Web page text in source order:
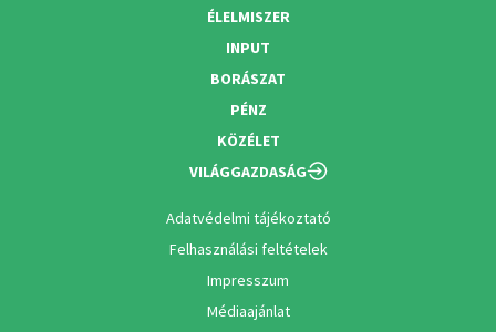
ÉLELMISZER
INPUT
BORÁSZAT
PÉNZ
KÖZÉLET
VILÁGGAZDASÁG
Adatvédelmi tájékoztató
Felhasználási feltételek
Impresszum
Médiaajánlat